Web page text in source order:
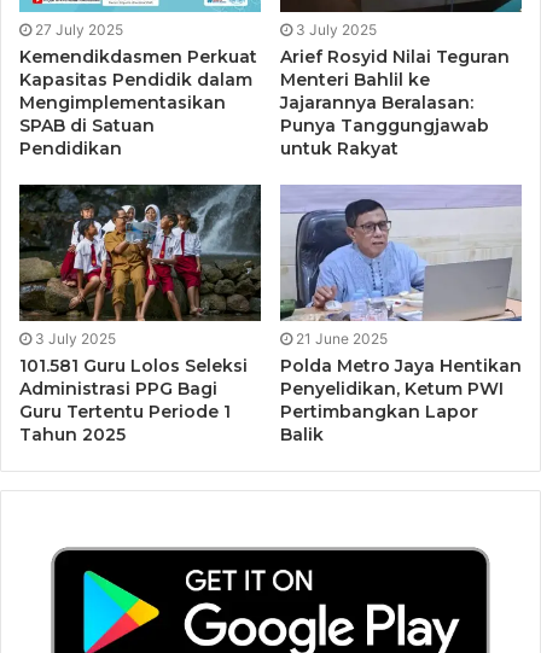
kemitraan Pertashop untuk pesantren maupun Masjid,
program Makmur, Kredit Usaha Rakyat, Mekaar, dan pasar
digital UMKM,” ujarnya
Juga yang kini terlihat jelas bagaimana Merger Bank
akan masuk 5 besar Bank di Indonesia dan 10 besar Bank
Syariah di dunia.
“Yang terakhir BUMN melalui PPA juga membantu
penguatan Bank Muamalat sebagai Bank Syariah yang
didirikan oleh umat Islam di Indonesia.
27 July 2025
Kemendikdasmen Perkuat
Kapasitas Pendidik dalam
Mengimplementasikan
SPAB di Satuan
Pendidikan
3 July 2025
Arief Rosyid Nilai Teguran
Menteri Bahlil ke
Jajarannya Beralasan:
Punya Tanggungjawab
untuk Rakyat
3 July 2025
101.581 Guru Lolos Seleksi
Administrasi PPG Bagi
Guru Tertentu Periode 1
Tahun 2025
21 June 2025
Polda Metro Jaya Hentikan
Penyelidikan, Ketum PWI
Pertimbangkan Lapor
Balik